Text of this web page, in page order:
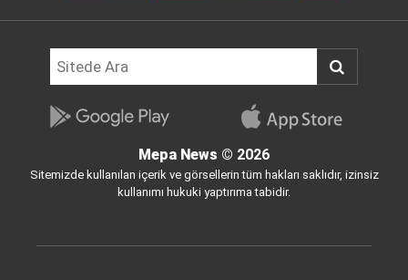
Mepa News © 2026
Sitemizde kullanılan içerik ve görsellerin tüm hakları saklıdır, izinsiz
kullanımı hukuki yaptırıma tabidir.